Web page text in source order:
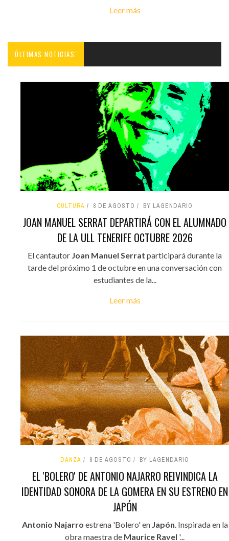
Leer más
ÚLTIMAS NOTICIAS'
CULTURA 8 DE AGOSTO BY LAGENDARIO
JOAN MANUEL SERRAT DEPARTIRÁ CON EL ALUMNADO
DE LA ULL TENERIFE OCTUBRE 2026
El cantautor Joan Manuel Serrat participará durante la
tarde del próximo 1 de octubre en una conversación con
estudiantes de la...
Leer más
DANZA 8 DE AGOSTO BY LAGENDARIO
EL 'BOLERO' DE ANTONIO NAJARRO REIVINDICA LA
IDENTIDAD SONORA DE LA GOMERA EN SU ESTRENO EN
JAPÓN
Antonio Najarro estrena 'Bolero' en Japón. Inspirada en la
obra maestra de Maurice Ravel '...